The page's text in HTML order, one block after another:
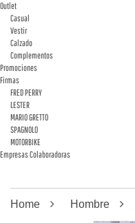
Outlet
Casual
Vestir
Calzado
Complementos
Promociones
Firmas
FRED PERRY
LESTER
MARIO GRETTO
SPAGNOLO
MOTORBIKE
Empresas Colaboradoras
Home Hombre